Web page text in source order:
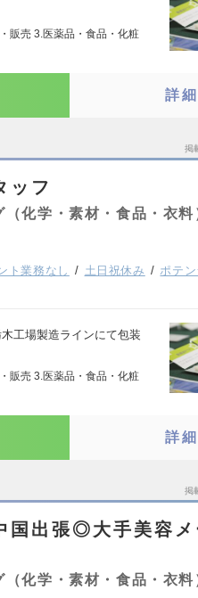
販売 3.医薬品・食品・化粧
詳
掲
ッフ
化学・素材・食品・衣料
ト業務なし 土日祝休み
ポテ
工場製造ラインにて包装
販売 3.医薬品・食品・化粧
詳
掲
国出張◎大手美容メ
化学・素材・食品・衣料